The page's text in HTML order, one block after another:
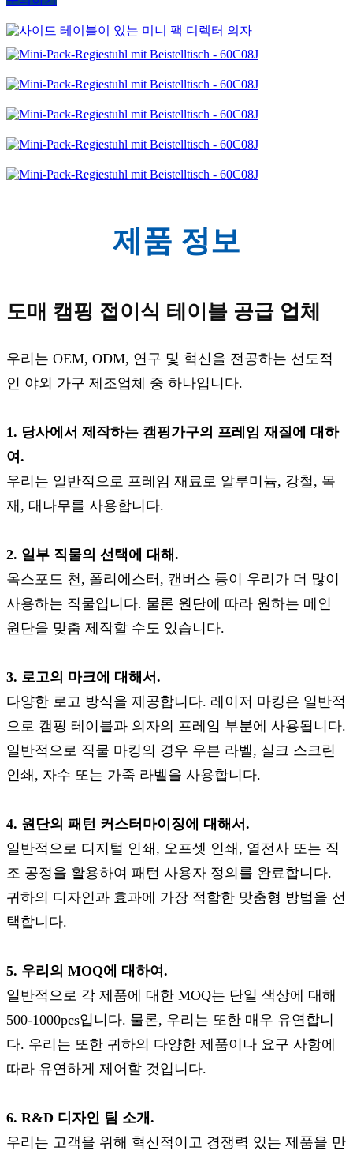
제품 정보
도매 캠핑 접이식 테이블 공급 업체
우리는 OEM, ODM, 연구 및 혁신을 전공하는 선도적
인 야외 가구 제조업체 중 하나입니다.
1. 당사에서 제작하는 캠핑가구의 프레임 재질에 대하
여.
우리는 일반적으로 프레임 재료로 알루미늄, 강철, 목
재, 대나무를 사용합니다.
2. 일부 직물의 선택에 대해.
옥스포드 천, 폴리에스터, 캔버스 등이 우리가 더 많이
사용하는 직물입니다. 물론 원단에 따라 원하는 메인
원단을 맞춤 제작할 수도 있습니다.
3. 로고의 마크에 대해서.
다양한 로고 방식을 제공합니다. 레이저 마킹은 일반적
으로 캠핑 테이블과 의자의 프레임 부분에 사용됩니다.
일반적으로 직물 마킹의 경우 우븐 라벨, 실크 스크린
인쇄, 자수 또는 가죽 라벨을 사용합니다.
4. 원단의 패턴 커스터마이징에 대해서.
일반적으로 디지털 인쇄, 오프셋 인쇄, 열전사 또는 직
조 공정을 활용하여 패턴 사용자 정의를 완료합니다.
귀하의 디자인과 효과에 가장 적합한 맞춤형 방법을 선
택합니다.
5. 우리의 MOQ에 대하여.
일반적으로 각 제품에 대한 MOQ는 단일 색상에 대해
500-1000pcs입니다. 물론, 우리는 또한 매우 유연합니
다. 우리는 또한 귀하의 다양한 제품이나 요구 사항에
따라 유연하게 제어할 것입니다.
6. R&D 디자인 팀 소개.
우리는 고객을 위해 혁신적이고 경쟁력 있는 제품을 만